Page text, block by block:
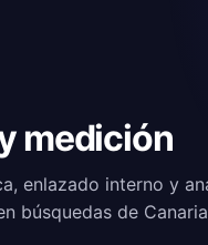
medición
enlazado interno y
búsquedas de